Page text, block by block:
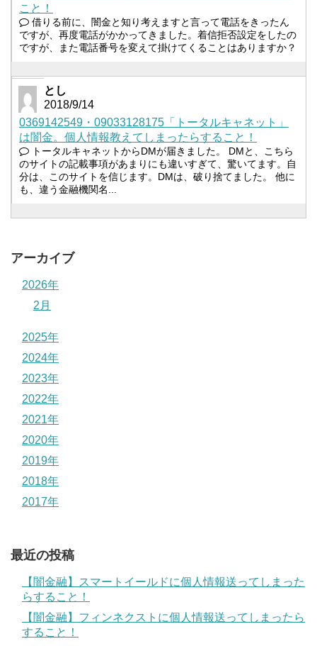
こと！
借りる前に、闇金と知り考えますと言って電話をきったん
ですが、再度電話がかかってきました。着信拒否設定をしたの
ですが、また電話番号を変えて掛けてくることはありますか？
とし
2018/9/14
0369142549・09033128175「トータルキャネット」
は闇金。個人情報教えてしまったらすること！
トータルキャネットからDMが届きました。 DMと、こちら
のサイトの記載事項があまりにも違いすぎて、驚いてます。自
分は、このサイトを信じます。DMは、破り捨てました。 他に
も、違う金融機関名...
アーカイブ
2026年
2月
2025年
2024年
2023年
2022年
2021年
2020年
2019年
2018年
2017年
最近の投稿
【闇金融】スマートイールドに個人情報送ってしまった
らすること！
【闇金融】フィンネクストに個人情報送ってしまったら
すること！